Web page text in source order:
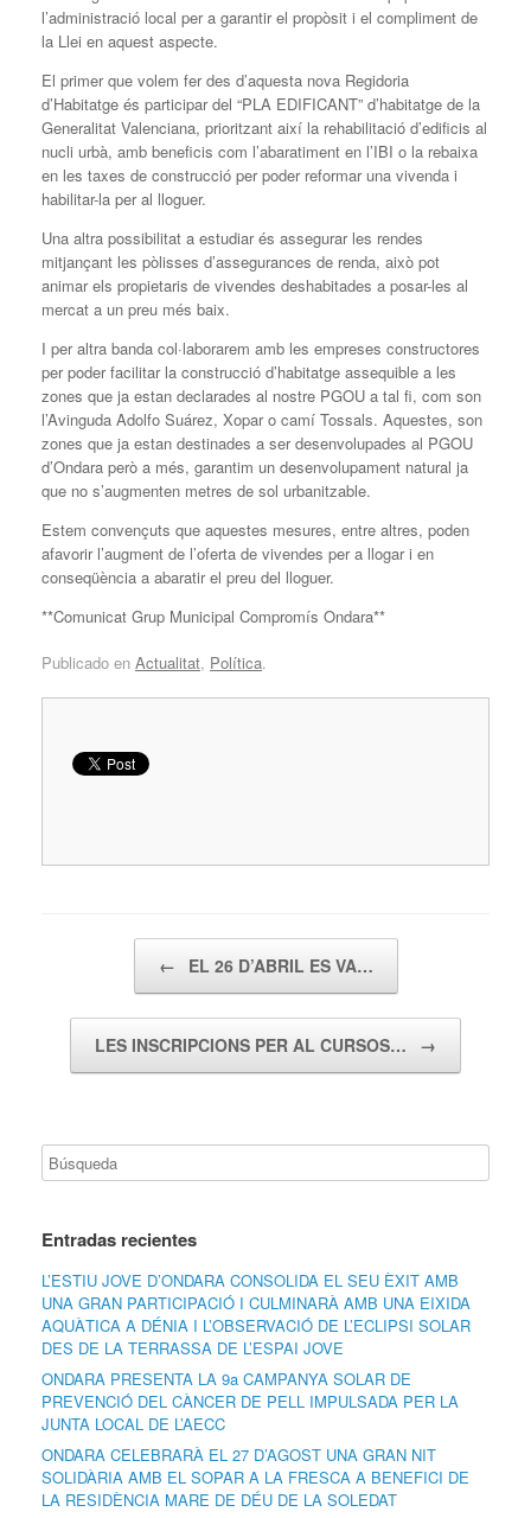
l’administració local per a garantir el propòsit i el compliment de
la Llei en aquest aspecte.
El primer que volem fer des d’aquesta nova Regidoria
d’Habitatge és participar del “PLA EDIFICANT” d’habitatge de la
Generalitat Valenciana, prioritzant així la rehabilitació d’edificis al
nucli urbà, amb beneficis com l’abaratiment en l’IBI o la rebaixa
en les taxes de construcció per poder reformar una vivenda i
habilitar-la per al lloguer.
Una altra possibilitat a estudiar és assegurar les rendes
mitjançant les pòlisses d’assegurances de renda, això pot
animar els propietaris de vivendes deshabitades a posar-les al
mercat a un preu més baix.
I per altra banda col·laborarem amb les empreses constructores
per poder facilitar la construcció d’habitatge assequible a les
zones que ja estan declarades al nostre PGOU a tal fi, com son
l’Avinguda Adolfo Suárez, Xopar o camí Tossals. Aquestes, son
zones que ja estan destinades a ser desenvolupades al PGOU
d’Ondara però a més, garantim un desenvolupament natural ja
que no s’augmenten metres de sol urbanitzable.
Estem convençuts que aquestes mesures, entre altres, poden
afavorir l’augment de l’oferta de vivendes per a llogar i en
conseqüència a abaratir el preu del lloguer.
**Comunicat Grup Municipal Compromís Ondara**
Publicado en Actualitat, Política.
← EL 26 D’ABRIL ES VA…
LES INSCRIPCIONS PER AL CURSOS… →
Entradas recientes
L’ESTIU JOVE D’ONDARA CONSOLIDA EL SEU ÈXIT AMB
UNA GRAN PARTICIPACIÓ I CULMINARÀ AMB UNA EIXIDA
AQUÀTICA A DÉNIA I L’OBSERVACIÓ DE L’ECLIPSI SOLAR
DES DE LA TERRASSA DE L’ESPAI JOVE
ONDARA PRESENTA LA 9a CAMPANYA SOLAR DE
PREVENCIÓ DEL CÀNCER DE PELL IMPULSADA PER LA
JUNTA LOCAL DE L’AECC
ONDARA CELEBRARÀ EL 27 D’AGOST UNA GRAN NIT
SOLIDÀRIA AMB EL SOPAR A LA FRESCA A BENEFICI DE
LA RESIDÈNCIA MARE DE DÉU DE LA SOLEDAT